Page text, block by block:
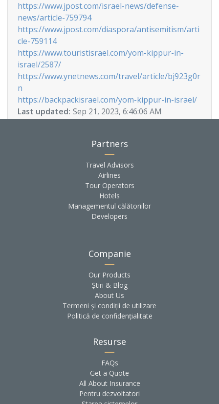
https://www.jpost.com/israel-news/defense-
news/article-759794
https://www.jpost.com/diaspora/antisemitism/arti
cle-759114
https://www.touristisrael.com/yom-kippur-in-
israel/2587/
https://www.ynetnews.com/travel/article/bj923g0r
n
https://backpackisrael.com/yom-kippur-in-israel/
Last updated: Sep 21, 2023, 6:46:06 AM
Partners
Travel Advisors
Airlines
Tour Operators
Hotels
Managementul călătoriilor
Developers
Companie
Our Products
Știri & Blog
About Us
Termeni și condiții de utilizare
Politică de confidențialitate
Resurse
FAQs
Get a Quote
All About Insurance
Pentru dezvoltatori